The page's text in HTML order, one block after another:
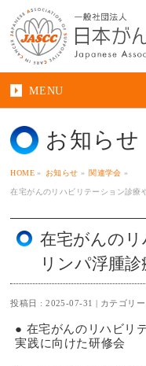
MENU
お知らせ
HOME » お知らせ » 関連学会 »
在宅がんのリハビリテーション診療
在宅がんの
リンパ浮腫
投稿日 : 2025-07-31 カテゴリ
● 在宅がんのリハビリ
実践に向けた研修会